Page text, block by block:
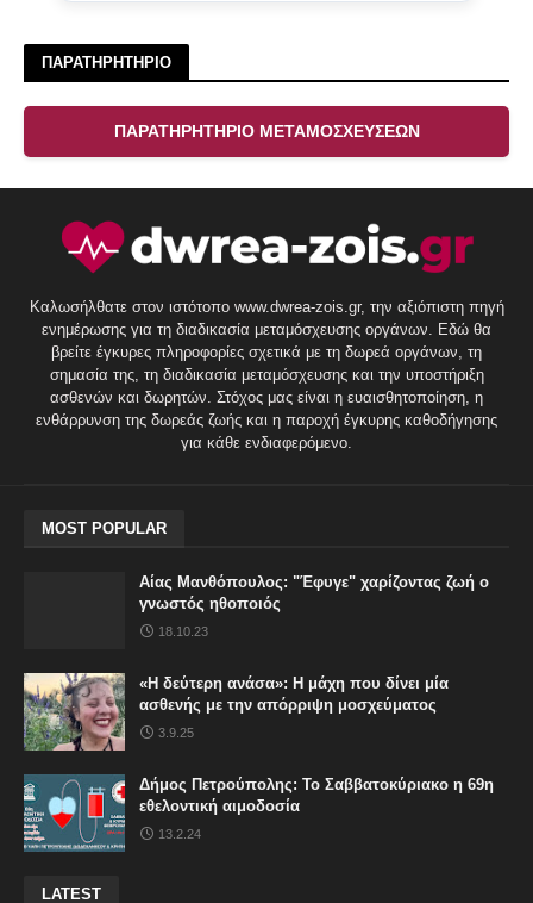
ΠΑΡΑΤΗΡΗΤΗΡΙΟ
ΠΑΡΑΤΗΡΗΤΗΡΙΟ ΜΕΤΑΜΟΣΧΕΥΣΕΩΝ
Καλωσήλθατε στον ιστότοπο www.dwrea-zois.gr, την αξιόπιστη πηγή
ενημέρωσης για τη διαδικασία μεταμόσχευσης οργάνων. Εδώ θα
βρείτε έγκυρες πληροφορίες σχετικά με τη δωρεά οργάνων, τη
σημασία της, τη διαδικασία μεταμόσχευσης και την υποστήριξη
ασθενών και δωρητών. Στόχος μας είναι η ευαισθητοποίηση, η
ενθάρρυνση της δωρεάς ζωής και η παροχή έγκυρης καθοδήγησης
για κάθε ενδιαφερόμενο.
MOST POPULAR
Αίας Μανθόπουλος: "Έφυγε" χαρίζοντας ζωή ο
γνωστός ηθοποιός
18.10.23
«Η δεύτερη ανάσα»: Η μάχη που δίνει μία
ασθενής με την απόρριψη μοσχεύματος
3.9.25
Δήμος Πετρούπολης: Το Σαββατοκύριακο η 69η
εθελοντική αιμοδοσία
13.2.24
LATEST